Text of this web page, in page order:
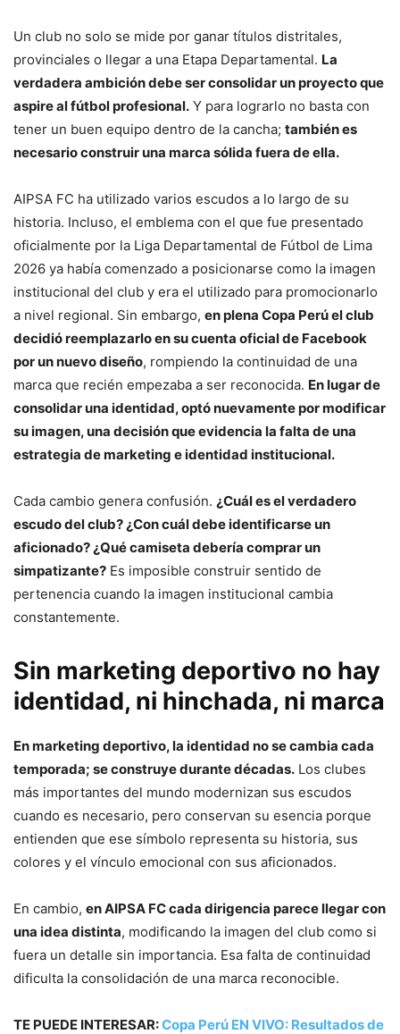
Un club no solo se mide por ganar títulos distritales,
provinciales o llegar a una Etapa Departamental. La
verdadera ambición debe ser consolidar un proyecto que
aspire al fútbol profesional. Y para lograrlo no basta con
tener un buen equipo dentro de la cancha; también es
necesario construir una marca sólida fuera de ella.
AIPSA FC ha utilizado varios escudos a lo largo de su
historia. Incluso, el emblema con el que fue presentado
oficialmente por la Liga Departamental de Fútbol de Lima
2026 ya había comenzado a posicionarse como la imagen
institucional del club y era el utilizado para promocionarlo
a nivel regional. Sin embargo, en plena Copa Perú el club
decidió reemplazarlo en su cuenta oficial de Facebook
por un nuevo diseño, rompiendo la continuidad de una
marca que recién empezaba a ser reconocida. En lugar de
consolidar una identidad, optó nuevamente por modificar
su imagen, una decisión que evidencia la falta de una
estrategia de marketing e identidad institucional.
Cada cambio genera confusión. ¿Cuál es el verdadero
escudo del club? ¿Con cuál debe identificarse un
aficionado? ¿Qué camiseta debería comprar un
simpatizante? Es imposible construir sentido de
pertenencia cuando la imagen institucional cambia
constantemente.
Sin marketing deportivo no hay
identidad, ni hinchada, ni marca
En marketing deportivo, la identidad no se cambia cada
temporada; se construye durante décadas. Los clubes
más importantes del mundo modernizan sus escudos
cuando es necesario, pero conservan su esencia porque
entienden que ese símbolo representa su historia, sus
colores y el vínculo emocional con sus aficionados.
En cambio, en AIPSA FC cada dirigencia parece llegar con
una idea distinta, modificando la imagen del club como si
fuera un detalle sin importancia. Esa falta de continuidad
dificulta la consolidación de una marca reconocible.
TE PUEDE INTERESAR:Copa Perú EN VIVO: Resultados de